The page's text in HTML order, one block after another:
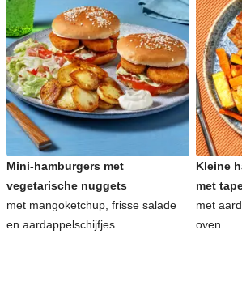
Makkelijke recepten voor
Snelle recepten voor
Kinderrecepten voor
Mini-hamburgers met
vegetarische nuggets
met mangoketchup, frisse salade
en aardappelschijfjes
Kleine
met
met
oven